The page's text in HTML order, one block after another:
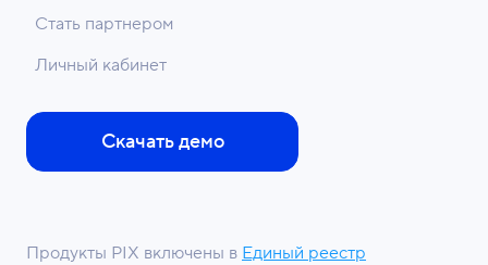
Скачать демо
Стать партнером
Личный кабинет
Продукты PIX включены в Единый реестр